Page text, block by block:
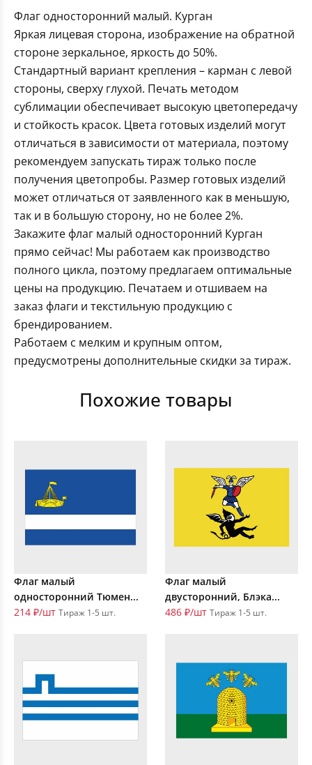
Флаг односторонний малый. Курган
Яркая лицевая сторона, изображение на обратной
стороне зеркальное, яркость до 50%.
Стандартный вариант крепления – карман с левой
стороны, сверху глухой. Печать методом
сублимации обеспечивает высокую цветопередачу
и стойкость красок. Цвета готовых изделий могут
отличаться в зависимости от материала, поэтому
рекомендуем запускать тираж только после
получения цветопробы. Размер готовых изделий
может отличаться от заявленного как в меньшую,
так и в большую сторону, но не более 2%.
Закажите флаг малый односторонний Курган
прямо сейчас! Мы работаем как производство
полного цикла, поэтому предлагаем оптимальные
цены на продукцию. Печатаем и отшиваем на
заказ флаги и текстильную продукцию с
брендированием.
Работаем с мелким и крупным оптом,
предусмотрены дополнительные скидки за тираж.
Похожие товары
Флаг малый
односторонний Тюмен...
214 ₽/шт Тираж 1-5 шт.
Флаг малый
двусторонний, Блэка...
486 ₽/шт Тираж 1-5 шт.